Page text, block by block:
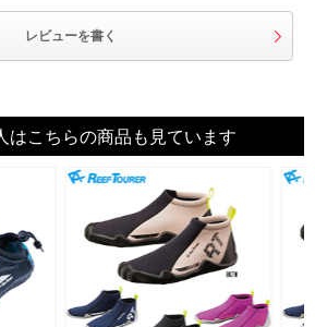
レビューを書く
はこちらの商品も見ています